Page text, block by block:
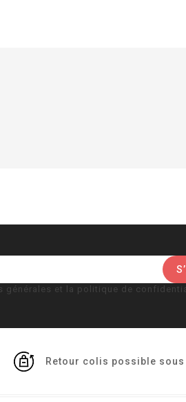
générales et la politique de
Retour colis possible